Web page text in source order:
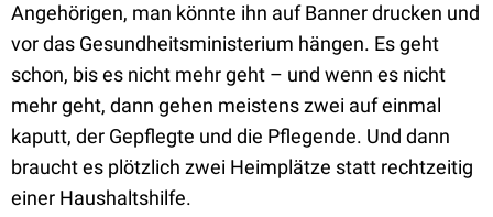
Angehörigen, man könnte ihn auf Banner drucken und
vor das Gesundheitsministerium hängen. Es geht
schon, bis es nicht mehr geht – und wenn es nicht
mehr geht, dann gehen meistens zwei auf einmal
kaputt, der Gepflegte und die Pflegende. Und dann
braucht es plötzlich zwei Heimplätze statt rechtzeitig
einer Haushaltshilfe.